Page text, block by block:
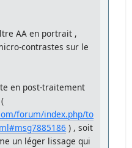
AA en portrait ,
contrastes sur le
en post-traitement
forum/index.php/to
) , soit
un léger lissage qui